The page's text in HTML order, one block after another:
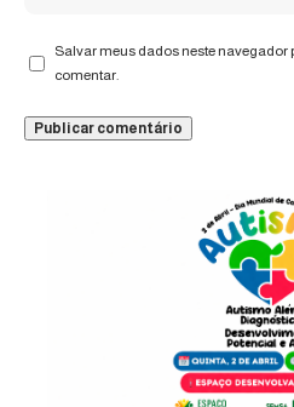
Salvar meus dados neste navegador
comentar.